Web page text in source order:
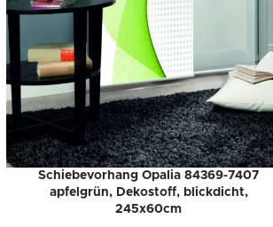
Schiebevorhang Opalia 84369-7407
apfelgrün, Dekostoff, blickdicht,
245x60cm